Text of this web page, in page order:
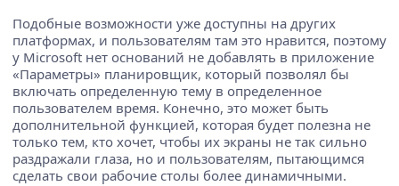
Подобные возможности уже доступны на других
платформах, и пользователям там это нравится, поэтому
у Microsoft нет оснований не добавлять в приложение
«Параметры» планировщик, который позволял бы
включать определенную тему в определенное
пользователем время. Конечно, это может быть
дополнительной функцией, которая будет полезна не
только тем, кто хочет, чтобы их экраны не так сильно
раздражали глаза, но и пользователям, пытающимся
сделать свои рабочие столы более динамичными.